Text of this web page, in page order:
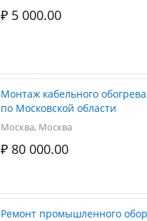
₽ 5 000.00
Монтаж кабельного обогрева,
по Московской области
Москва, Москва
₽ 80 000.00
Ремонт промышленного